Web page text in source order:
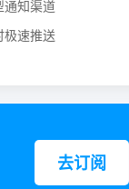
通知渠道
极速推送
去订阅